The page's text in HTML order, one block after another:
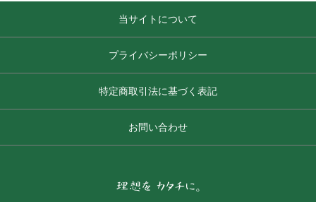
当サイトについて
プライバシーポリシー
特定商取引法に基づく表記
お問い合わせ